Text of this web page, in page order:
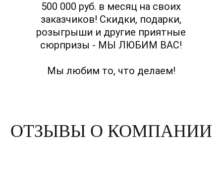
500 000 руб. в месяц на своих
заказчиков! Скидки, подарки,
розыгрыши и другие приятные
сюрпризы - МЫ ЛЮБИМ ВАС!
Мы любим то, что делаем!
ОТЗЫВЫ О КОМПАНИИ